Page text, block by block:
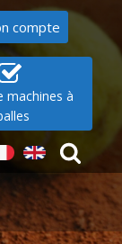
compte
machines à